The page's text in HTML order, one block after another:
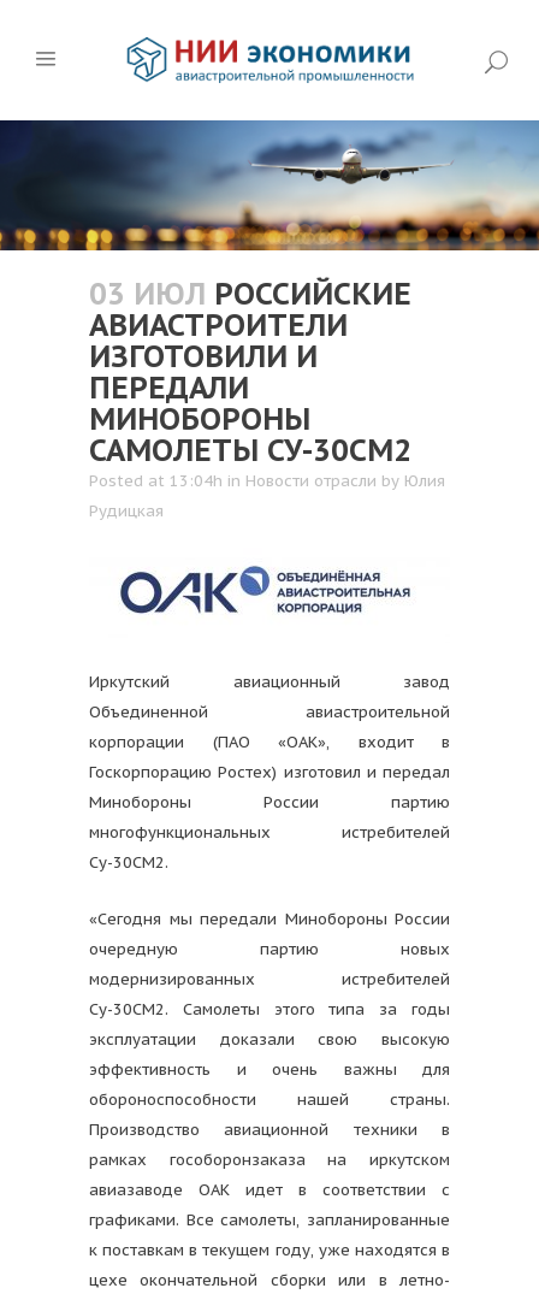
03 ИЮЛ РОССИЙСКИЕ
АВИАСТРОИТЕЛИ
ИЗГОТОВИЛИ И
ПЕРЕДАЛИ
МИНОБОРОНЫ
САМОЛЕТЫ СУ-30СМ2
Posted at 13:04h in Новости отрасли by Юлия
Рудицкая
Иркутский авиационный завод
Объединенной авиастроительной
корпорации (ПАО «ОАК», входит в
Госкорпорацию Ростех) изготовил и передал
Минобороны России партию
многофункциональных истребителей
Су-30СМ2.
«Сегодня мы передали Минобороны России
очередную партию новых
модернизированных истребителей
Су-30СМ2. Самолеты этого типа за годы
эксплуатации доказали свою высокую
эффективность и очень важны для
обороноспособности нашей страны.
Производство авиационной техники в
рамках гособоронзаказа на иркутском
авиазаводе ОАК идет в соответствии с
графиками. Все самолеты, запланированные
к поставкам в текущем году, уже находятся в
цехе окончательной сборки или в летно-